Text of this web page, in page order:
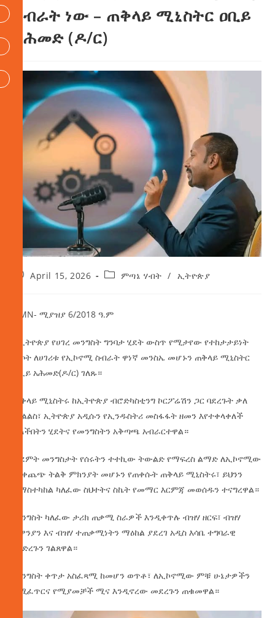
ስብራት ነው – ጠቅላይ ሚኒስትር ዐቢይ
አሕመድ (ዶ/ር)
April 15, 2026 ምጣኔ ሃብት / ኢትዮጵያ
AMN- ሚያዝያ 6/2018 ዓ.ም
በኢትዮጵያ የሀገረ መንግስት ግንባታ ሂደት ውስጥ የሚታየው የተከታታይነት
እጦት ለሀገሪቱ የኢኮኖሚ ስብራት ዋነኛ መንስኤ መሆኑን ጠቅላይ ሚኒስትር
ዐቢይ አሕመድ(ዶ/ር) ገለጹ።
ጠቅላይ ሚኒስትሩ ከኢትዮጵያ ብሮድካስቲንግ ኮርፖሬሽን ጋር ባደረጉት ቃለ
ምልልስ፣ ኢትዮጵያ አዲሱን የኢንዱስትሪ መስፋፋት ዘመን እየተቀላቀለች
ያለችበትን ሂደትና የመንግስትን አቅጣጫ አብራርተዋል።
ቀደምት መንግስታት የሰሩትን ተተኪው ትውልድ የማፍረስ ልማድ ለኢኮኖሚው
መቀጨጭ ትልቅ ምክንያት መሆኑን የጠቀሱት ጠቅላይ ሚኒስትሩ፣ ይህንን
ለማስተካከል ካለፈው ስህተትና ስኬት የመማር እርምጃ መወሰዱን ተናግረዋል።
መንግስት ካለፈው ታሪክ ጠቃሚ ስራዎች እንዲቀጥሉ ብዝሃ ዘርፍ፣ ብዝሃ
ተዋንያን እና ብዝሃ ተጠቃሚነትን ማዕከል ያደረገ አዲስ እሳቤ ተግባራዊ
ማድረጉን ገልጸዋል።
መንግስት ቀጥታ አስፈጻሚ ከመሆን ወጥቶ፣ ለኢኮኖሚው ምቹ ሁኔታዎችን
የሚፈጥርና የሚያመቻች ሚና እንዲኖረው መደረጉን ጠቁመዋል።